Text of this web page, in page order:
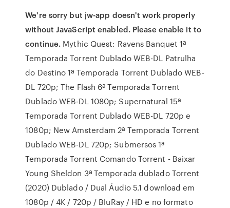
We're sorry but jw-app doesn't work properly
without JavaScript enabled. Please enable it to
continue. Mythic Quest: Ravens Banquet 1ª
Temporada Torrent Dublado WEB-DL Patrulha
do Destino 1ª Temporada Torrent Dublado WEB-
DL 720p; The Flash 6ª Temporada Torrent
Dublado WEB-DL 1080p; Supernatural 15ª
Temporada Torrent Dublado WEB-DL 720p e
1080p; New Amsterdam 2ª Temporada Torrent
Dublado WEB-DL 720p; Submersos 1ª
Temporada Torrent Comando Torrent - Baixar
Young Sheldon 3ª Temporada dublado Torrent
(2020) Dublado / Dual Áudio 5.1 download em
1080p / 4K / 720p / BluRay / HD e no formato